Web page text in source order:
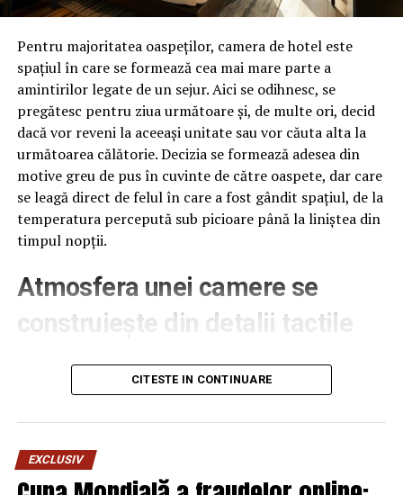
Pentru majoritatea oaspeților, camera de hotel este
spațiul în care se formează cea mai mare parte a
amintirilor legate de un sejur. Aici se odihnesc, se
pregătesc pentru ziua următoare și, de multe ori, decid
dacă vor reveni la aceeași unitate sau vor căuta alta la
următoarea călătorie. Decizia se formează adesea din
motive greu de pus în cuvinte de către oaspete, dar care
se leagă direct de felul în care a fost gândit spațiul, de la
temperatura percepută sub picioare până la liniștea din
timpul nopții.
Atmosfera unei camere se
construiește din detalii tactile
Contactul direct cu pardoseala este una dintre primele
senzații fizice pe care le are un oaspete atunci când
pe drum, seara târziu. Textura și moliciunea potrivite,
oferite democheta hotel
care este percepută o cameră, chiar dacă restul
mobilierului rămâne identic de la o unitate la alta din
CITESTE IN CONTINUARE
EXCLUSIV